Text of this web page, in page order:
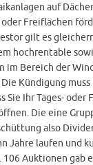
auf
oder Freiflächen
gilt es
hochrentable
im Bereich der
Kündigung muss
Sie Ihr Tages-
Die eine
also
Jahre laufen und
Auktionen gab